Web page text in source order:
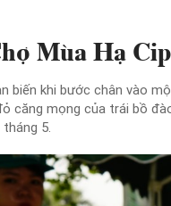
Mùa Hạ
biến khi bước chân vào
căng mọng của trái bồ
5.